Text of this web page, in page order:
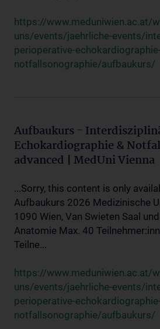
https://www.meduniwien.ac.at/
uns/events/jaehrliche-events/
perioperative-echokardiographie-
notfallsonographie/aufbaukurs/
Aufbaukurs -
Echokardiographie &
advanced | MedUni Vienna
...Sorry, this content is only
Aufbaukurs 2026 Medizinische
1090 Wien, Van Swieten Saal
Anatomie Max. 40
Teilne...
https://www.meduniwien.ac.at/
uns/events/jaehrliche-events/
perioperative-echokardiographie-
notfallsonographie/aufbaukurs/